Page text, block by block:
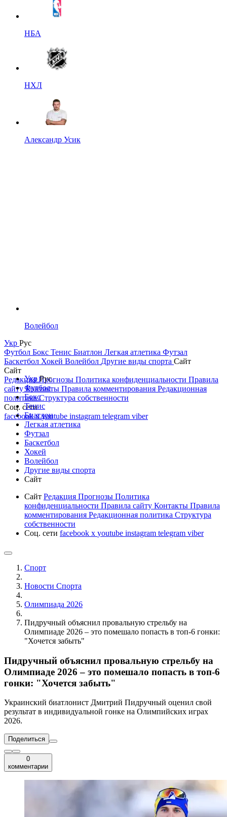
НБА
НХЛ
Александр Усик
Волейбол
Укр Рус
Футбол Бокс Тенис Биатлон Легкая атлетика Футзал
Баскетбол Хокей Волейбол Другие виды спорта Сайт
Сайт
РедакцияПрогнозы Политика конфиденциальности Правила
сайтуКонтакты Правила комментирования Редакционная
политикаСтруктура собственности
Соц. сети
facebookxyoutube instagram telegram viber
УкрРус
Футбол
Бокс
Тенис
Биатлон
Легкая атлетика
Футзал
Баскетбол
Хокей
Волейбол
Другие виды спорта
Сайт
Сайт Редакция Прогнозы Политика
конфиденциальности Правила сайту Контакты Правила
комментирования Редакционная политика Структура
собственности
Соц. сети facebook x youtube instagram telegram viber
Спорт
Новости Cпорта
Олимпиада 2026
Пидручный объяснил провальную стрельбу на
Олимпиаде 2026 – это помешало попасть в топ-6 гонки:
"Хочется забыть"
Пидручный объяснил провальную стрельбу на
Олимпиаде 2026 – это помешало попасть в топ-6
гонки: "Хочется забыть"
Украинский биатлонист Дмитрий Пидручный оценил свой
результат в индивидуальной гонке на Олимпийских играх
2026.
Поделиться
0
комментарии